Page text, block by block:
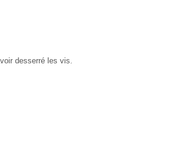
desserré les vis.